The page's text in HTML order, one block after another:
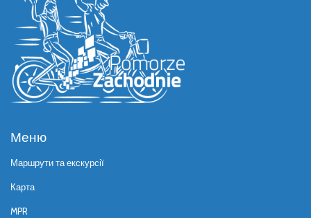
Меню
Маршрути та екскурсії
Карта
MPR